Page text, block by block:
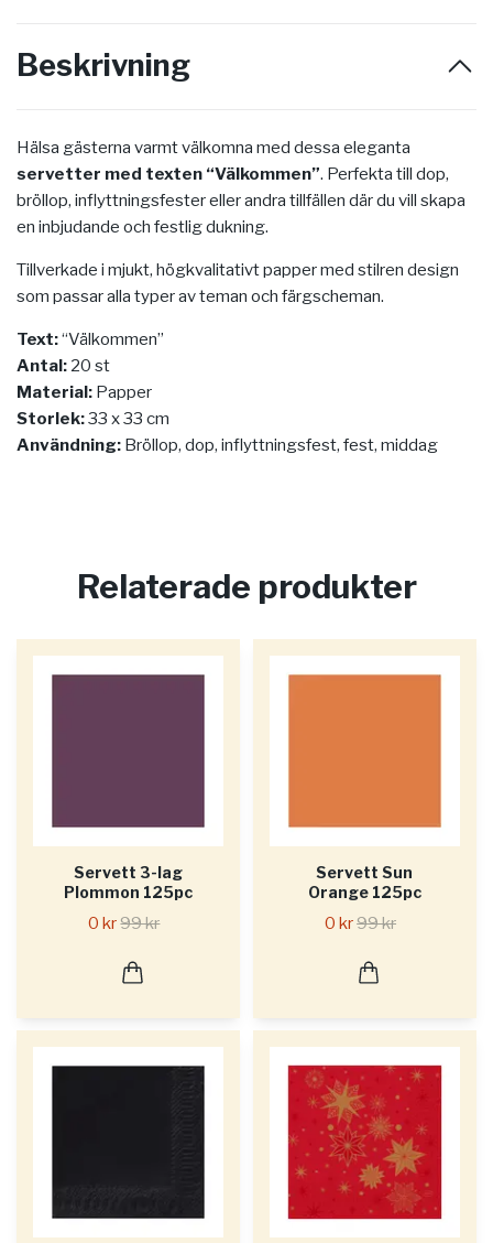
Beskrivning
Hälsa gästerna varmt välkomna med dessa eleganta
servetter med texten “Välkommen”. Perfekta till dop,
bröllop, inflyttningsfester eller andra tillfällen där du vill skapa
en inbjudande och festlig dukning.
Tillverkade i mjukt, högkvalitativt papper med stilren design
som passar alla typer av teman och färgscheman.
Text:“Välkommen”
Antal: 20 st
Material: Papper
Storlek:33 x 33 cm
Användning: Bröllop, dop, inflyttningsfest, fest, middag
Relaterade produkter
Servett 3-lag
Plommon 125pc
0 kr99 kr
Servett Sun
Orange 125pc
0 kr99 kr